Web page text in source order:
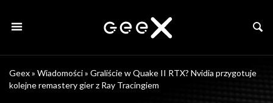
Geex» Wiadomości» Graliście w Quake II RTX? Nvidia przygotuje
kolejne remastery gier z Ray Tracingiem